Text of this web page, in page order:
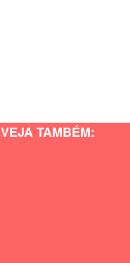
VEJA TAMBÉM: